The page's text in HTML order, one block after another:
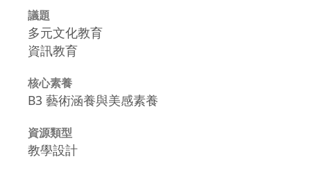
議題
多元文化教育
資訊教育
核心素養
B3 藝術涵養與美感素養
資源類型
教學設計